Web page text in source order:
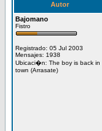
Autor
Bajomano
Fistro
Registrado: 05 Jul 2003
Mensajes: 1938
Ubicaci�n: The boy is back in
town (Arrasate)